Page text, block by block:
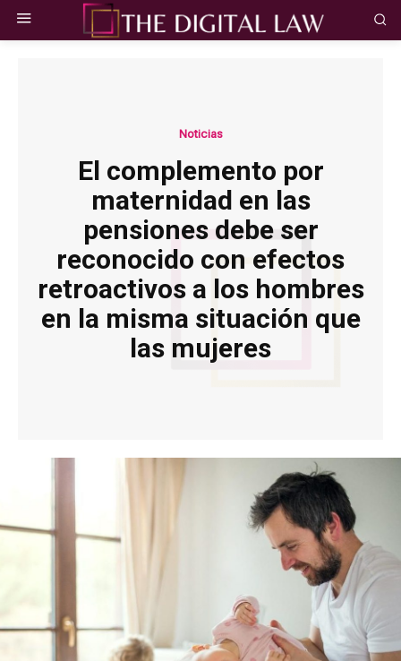
Noticias
El complemento por
maternidad en las
pensiones debe ser
reconocido con efectos
retroactivos a los hombres
en la misma situación que
las mujeres